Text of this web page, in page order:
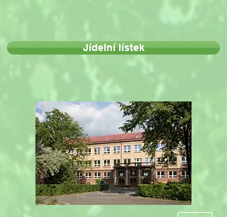
Jídelní lístek